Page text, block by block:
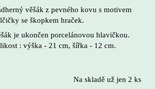
věšák z pevného kovu s motivem
se škopkem hraček.
je ukončen porcelánovou hlavičkou.
: výška - 21 cm, šířka - 12 cm.
Na skladě už jen 2 ks